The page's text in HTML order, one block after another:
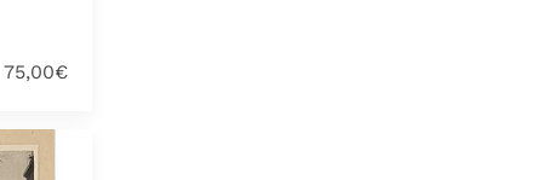
75,00€